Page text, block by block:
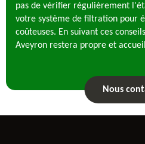
pas de vérifier régulièrement
votre système de filtration pour
coûteuses. En suivant ces
Aveyron restera propre et
Nous